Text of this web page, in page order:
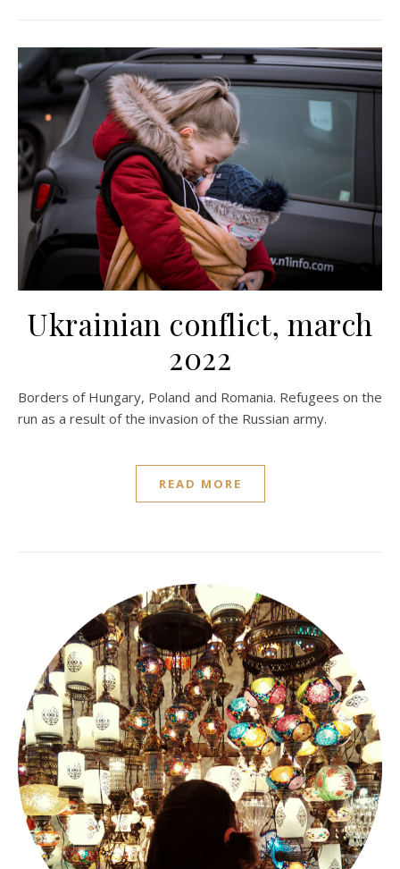
Ukrainian conflict, march
2022
Borders of Hungary, Poland and Romania. Refugees on the
run as a result of the invasion of the Russian army.
READ MORE